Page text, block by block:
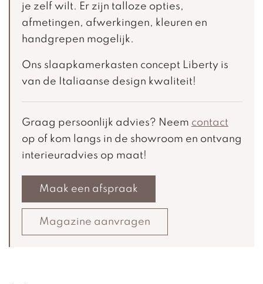
je zelf wilt. Er zijn talloze opties,
afmetingen, afwerkingen, kleuren en
handgrepen mogelijk.
Ons slaapkamerkasten concept Liberty is
van de Italiaanse design kwaliteit!
Graag persoonlijk advies? Neem contact
op of kom langs in de showroom en ontvang
interieuradvies op maat!
Maak een afspraak
Magazine aanvragen